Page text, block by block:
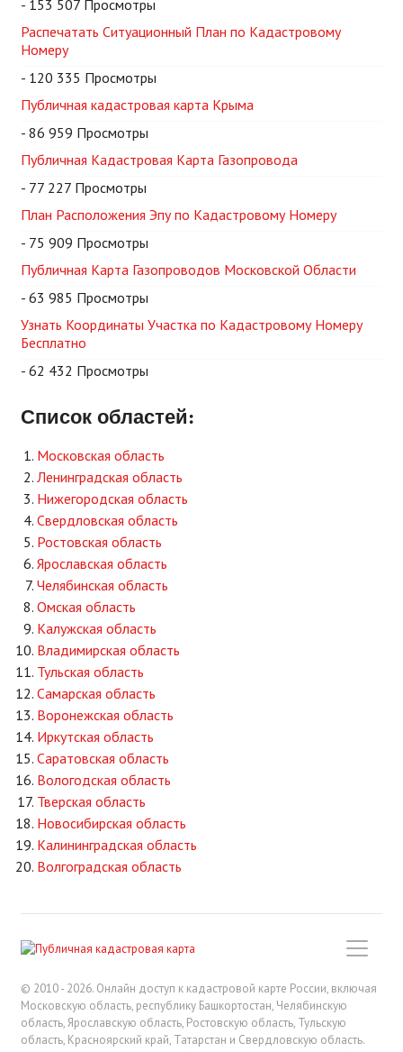
- 153 507 Просмотры
Распечатать Ситуационный План по Кадастровому
Номеру
- 120 335 Просмотры
Публичная кадастровая карта Крыма
- 86 959 Просмотры
Публичная Кадастровая Карта Газопровода
- 77 227 Просмотры
План Расположения Эпу по Кадастровому Номеру
- 75 909 Просмотры
Публичная Карта Газопроводов Московской Области
- 63 985 Просмотры
Узнать Координаты Участка по Кадастровому Номеру
Бесплатно
- 62 432 Просмотры
Список областей:
Московская область
Ленинградская область
Нижегородская область
Свердловская область
Ростовская область
Ярославская область
Челябинская область
Омская область
Калужская область
Владимирская область
Тульская область
Самарская область
Воронежская область
Иркутская область
Саратовская область
Вологодская область
Тверская область
Новосибирская область
Калининградская область
Волгоградская область
© 2010 - 2026. Онлайн доступ к кадастровой карте России, включая
Московскую область, республику Башкортостан, Челябинскую
область, Ярославскую область, Ростовскую область, Тульскую
область, Красноярский край, Татарстан и Свердловскую область.